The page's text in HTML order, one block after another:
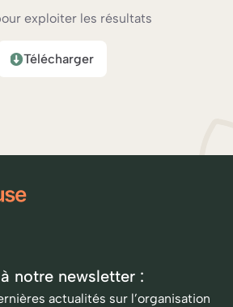
exploiter les résultats
Télécharger
notre newsletter :
actualités sur l’organisation